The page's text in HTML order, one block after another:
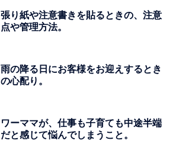
張り紙や注意書きを貼るときの、注意
点や管理方法。
雨の降る日にお客様をお迎えするとき
の心配り。
ワーママが、仕事も子育ても中途半端
だと感じて悩んでしまうこと。